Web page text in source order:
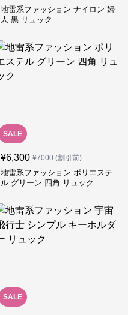
地雷系ファッション ナイロン 婦
人 黒 リュック
SALE
¥6,300 ¥7000(割引前)
地雷系ファッション ポリエステ
ル グリーン 四角 リュック
SALE